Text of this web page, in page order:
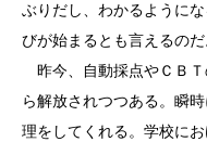
ぶりだし、わかるように
びが始まるとも言えるのだ
昨今、自動採点やＣＢ
ら解放されつつある。瞬
理をしてくれる。学校に